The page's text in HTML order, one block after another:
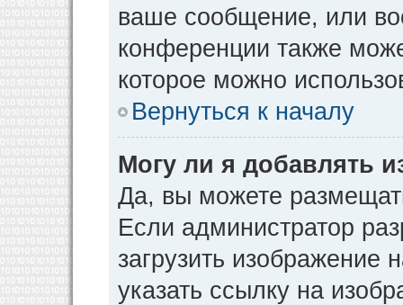
ваше сообщение, или
конференции также
которое можно
Вернуться к началу
Могу ли я добавлять
Да, вы можете
Если администратор
загрузить
указать ссылку на